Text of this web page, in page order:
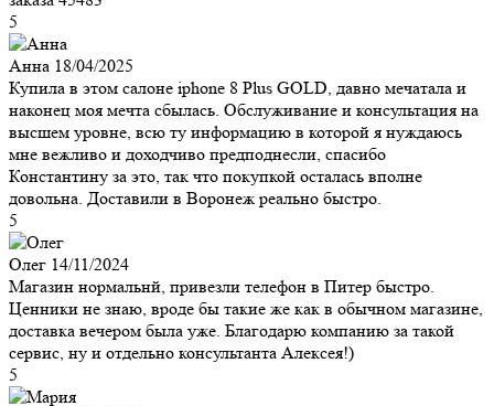
5
Анна 18/04/2025
Купила в этом салоне iphone 8 Plus GOLD, давно мечатала и
наконец моя мечта сбылась. Обслуживание и консультация на
высшем уровне, всю ту информацию в которой я нуждаюсь
мне вежливо и доходчиво предподнесли, спасибо
Константину за это, так что покупкой осталась вполне
довольна. Доставили в Воронеж реально быстро.
5
Олег 14/11/2024
Магазин нормальнй, привезли телефон в Питер быстро.
Ценники не знаю, вроде бы такие же как в обычном магазине,
доставка вечером была уже. Благодарю компанию за такой
сервис, ну и отдельно консультанта Алексея!)
5